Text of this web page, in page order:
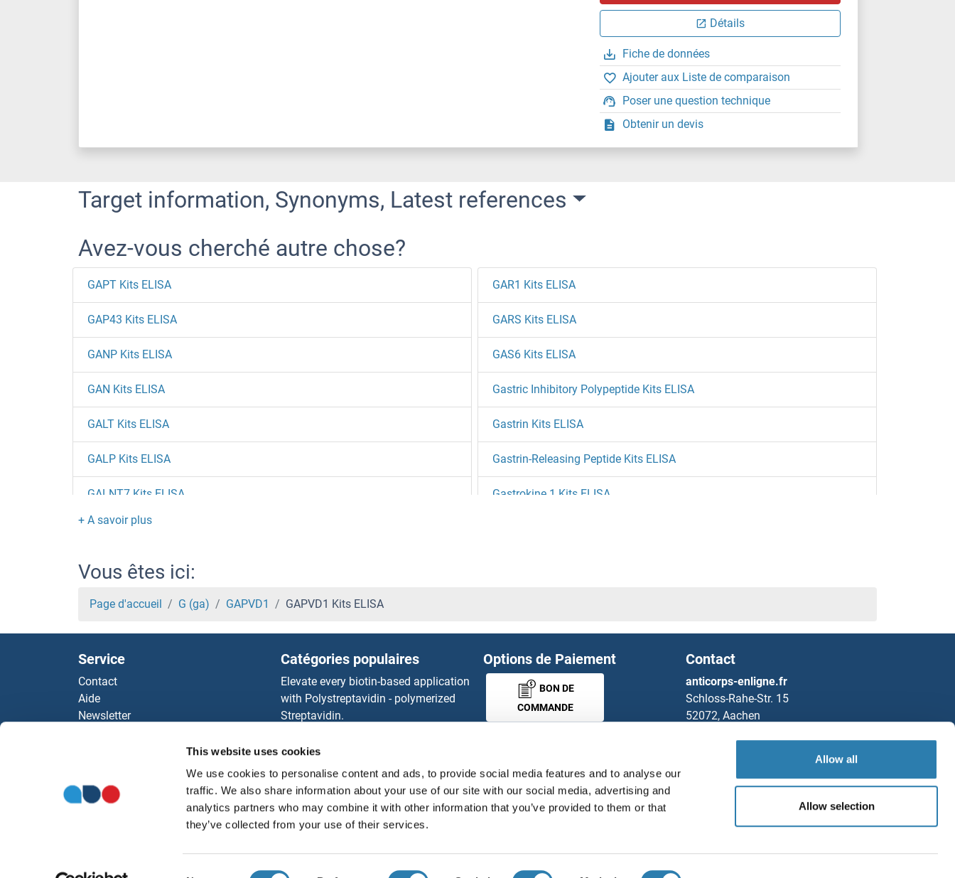
This website uses cookies
We use cookies to personalise content and ads, to provide social media features and to analyse our
traffic. We also share information about your use of our site with our social media, advertising and
analytics partners who may combine it with other information that you’ve provided to them or that
they’ve collected from your use of their services.
Allow all
Allow selection
Détails
Fiche de données
Ajouter aux Liste de comparaison
Poser une question technique
Obtenir un devis
Target information, Synonyms, Latest references
Avez-vous cherché autre chose?
GAPT Kits ELISA
GAP43 Kits ELISA
GANP Kits ELISA
GAN Kits ELISA
GALT Kits ELISA
GALP Kits ELISA
GALNT7 Kits ELISA
GALNT2 Kits ELISA
GALNT10 Kits ELISA
GALNS Kits ELISA
GALM Kits ELISA
GALK2 Kits ELISA
GALK1 Kits ELISA
Galectin 10 Kits ELISA
GALE Kits ELISA
GAR1 Kits ELISA
GARS Kits ELISA
GAS6 Kits ELISA
Gastric Inhibitory Polypeptide Kits ELISA
Gastrin Kits ELISA
Gastrin-Releasing Peptide Kits ELISA
Gastrokine 1 Kits ELISA
GATA Binding Protein 5 Kits ELISA
GATA Binding Protein 6 Kits ELISA
GATA3 Kits ELISA
GATM Kits ELISA
GBA Kits ELISA
Vous êtes ici:
Page d'accueil G (ga) GAPVD1 GAPVD1 Kits ELISA
Service
Contact
Aide
Newsletter
Catégories populaires
Elevate every biotin-based application
with Polystreptavidin - polymerized
Streptavidin.
Rabbit RFP Antibody
Rockland Original products
ELISA Kits
antibodies online purchase process
Nos distributeurs
Options de Paiement
BON DE
COMMANDE
GUARANTEE
Contact
anticorps-enligne.fr
Schloss-Rahe-Str. 15
52072, Aachen
+49 (0)241 95 163 153
+49 (0)241 95 163 155
Rockland Immunochemicals, Inc.
Français France
Sauvegarder / Partager